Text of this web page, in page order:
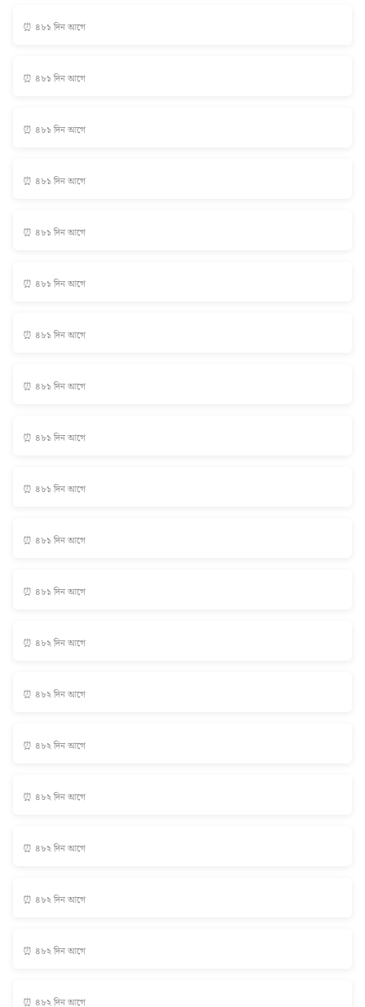
⏰ ৪৮১ দিন আগে
⏰ ৪৮১ দিন আগে
⏰ ৪৮১ দিন আগে
⏰ ৪৮১ দিন আগে
⏰ ৪৮১ দিন আগে
⏰ ৪৮১ দিন আগে
⏰ ৪৮১ দিন আগে
⏰ ৪৮১ দিন আগে
⏰ ৪৮১ দিন আগে
⏰ ৪৮১ দিন আগে
⏰ ৪৮১ দিন আগে
⏰ ৪৮১ দিন আগে
⏰ ৪৮২ দিন আগে
⏰ ৪৮২ দিন আগে
⏰ ৪৮২ দিন আগে
⏰ ৪৮২ দিন আগে
⏰ ৪৮২ দিন আগে
⏰ ৪৮২ দিন আগে
⏰ ৪৮২ দিন আগে
⏰ ৪৮২ দিন আগে